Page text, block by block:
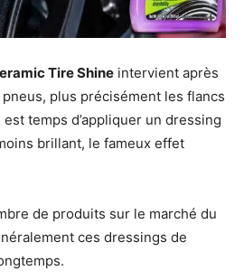
Tire Shine intervient après
plus précisément les flancs
temps d’appliquer un dressing
brillant, le fameux effet
de produits sur le marché du
ces dressings de